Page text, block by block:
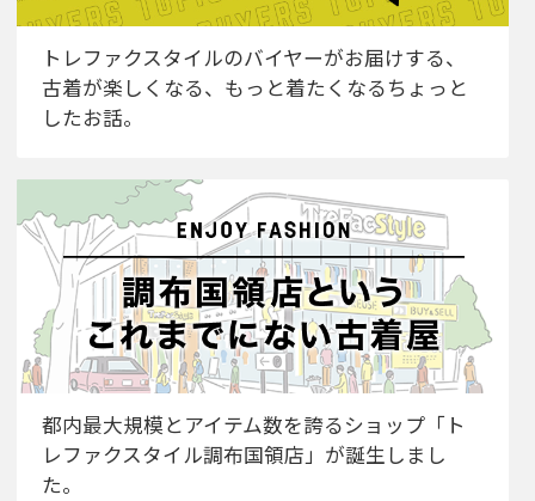
トレファクスタイルのバイヤーがお届けする、
古着が楽しくなる、もっと着たくなるちょっと
したお話。
都内最大規模とアイテム数を誇るショップ「ト
レファクスタイル調布国領店」が誕生しまし
た。